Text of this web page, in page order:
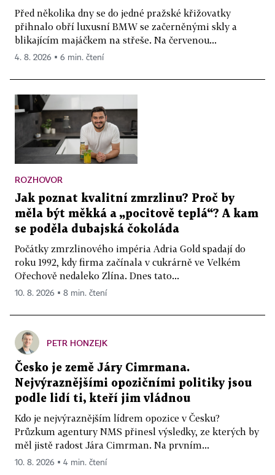
Před několika dny se do jedné pražské křižovatky
přihnalo obří luxusní BMW se začerněnými skly a
blikajícím majáčkem na střeše. Na červenou...
4. 8. 2026 ▪ 6 min. čtení
ROZHOVOR
Jak poznat kvalitní zmrzlinu? Proč by
měla být měkká a „pocitově teplá“? A kam
se poděla dubajská čokoláda
Počátky zmrzlinového impéria Adria Gold spadají do
roku 1992, kdy firma začínala v cukrárně ve Velkém
Ořechově nedaleko Zlína. Dnes tato...
10. 8. 2026 ▪ 8 min. čtení
PETR HONZEJK
Česko je země Járy Cimrmana.
Nejvýraznějšími opozičními politiky jsou
podle lidí ti, kteří jim vládnou
Kdo je nejvýraznějším lídrem opozice v Česku?
Průzkum agentury NMS přinesl výsledky, ze kterých by
měl jistě radost Jára Cimrman. Na prvním...
10. 8. 2026 ▪ 4 min. čtení